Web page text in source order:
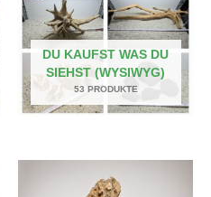
DU KAUFST WAS DU
SIEHST (WYSIWYG)
53 PRODUKTE